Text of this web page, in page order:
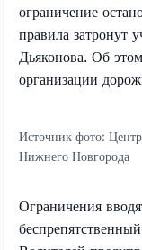
ограничение
правила затронут
Дьяконова. Об
организации
Источник фото:
Нижнего Новгорода
Ограничения